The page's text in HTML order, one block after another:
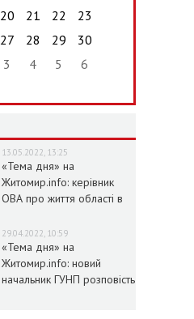
20 21 22
23
27 28 29
30
3 4 5 6
13.05.2022, 13:25
«Тема дня» на
Житомир.info: керівник
ОВА про життя області в
29.04.2022, 10:59
«Тема дня» на
Житомир.info: новий
начальник ГУНП розповість